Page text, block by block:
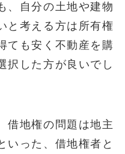
、自分の土地や建物
と考える方は所有権
ても安く不動産を購
択した方が良いでし
借地権の問題は地主
った、借地権者と